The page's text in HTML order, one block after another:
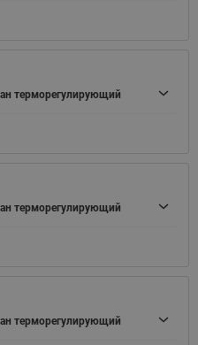
терморегулирующий
терморегулирующий
терморегулирующий